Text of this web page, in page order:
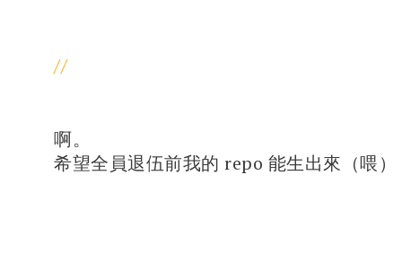
//
啊。
希望全員退伍前我的 repo 能生出來（喂）